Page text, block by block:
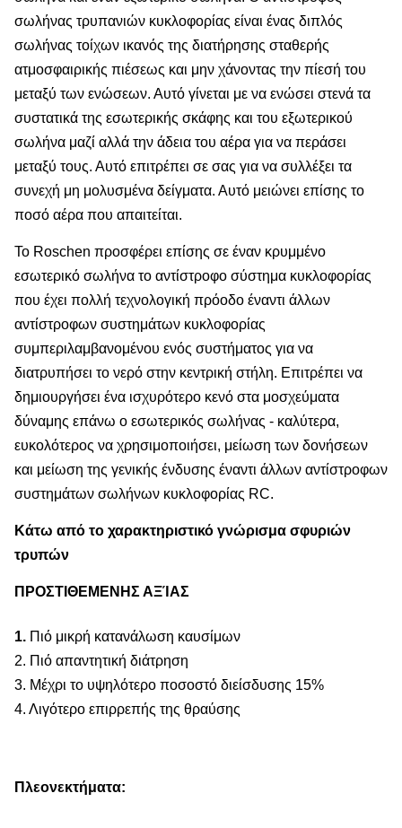
σωλήνας τρυπανιών κυκλοφορίας είναι ένας διπλός
σωλήνας τοίχων ικανός της διατήρησης σταθερής
ατμοσφαιρικής πιέσεως και μην χάνοντας την πίεσή του
μεταξύ των ενώσεων. Αυτό γίνεται με να ενώσει στενά τα
συστατικά της εσωτερικής σκάφης και του εξωτερικού
σωλήνα μαζί αλλά την άδεια του αέρα για να περάσει
μεταξύ τους. Αυτό επιτρέπει σε σας για να συλλέξει τα
συνεχή μη μολυσμένα δείγματα. Αυτό μειώνει επίσης το
ποσό αέρα που απαιτείται.
Το Roschen προσφέρει επίσης σε έναν κρυμμένο
εσωτερικό σωλήνα το αντίστροφο σύστημα κυκλοφορίας
που έχει πολλή τεχνολογική πρόοδο έναντι άλλων
αντίστροφων συστημάτων κυκλοφορίας
συμπεριλαμβανομένου ενός συστήματος για να
διατρυπήσει το νερό στην κεντρική στήλη. Επιτρέπει να
δημιουργήσει ένα ισχυρότερο κενό στα μοσχεύματα
δύναμης επάνω ο εσωτερικός σωλήνας - καλύτερα,
ευκολότερος να χρησιμοποιήσει, μείωση των δονήσεων
και μείωση της γενικής ένδυσης έναντι άλλων αντίστροφων
συστημάτων σωλήνων κυκλοφορίας RC.
Κάτω από το χαρακτηριστικό γνώρισμα σφυριών
τρυπών
ΠΡΟΣΤΙΘΕΜΕΝΗΣ ΑΞΊΑΣ
1. Πιό μικρή κατανάλωση καυσίμων
2. Πιό απαντητική διάτρηση
3. Μέχρι το υψηλότερο ποσοστό διείσδυσης 15%
4. Λιγότερο επιρρεπής της θραύσης
Πλεονεκτήματα: